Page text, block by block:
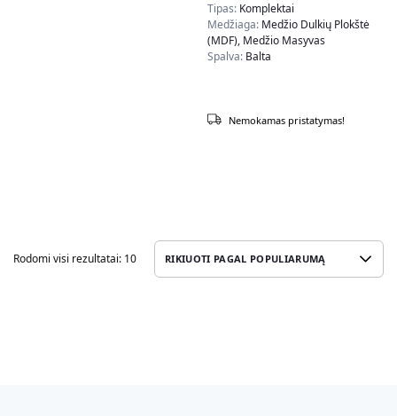
Tipas: Komplektai
Medžiaga: Medžio Dulkių Plokštė
(MDF), Medžio Masyvas
Spalva: Balta
Nemokamas pristatymas!
Rodomi visi rezultatai: 10